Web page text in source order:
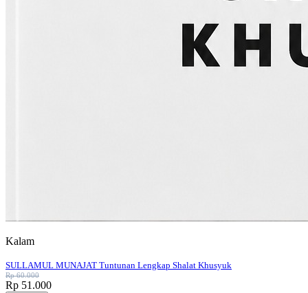
Kalam
SULLAMUL MUNAJAT Tuntunan Lengkap Shalat Khusyuk
Rp 60.000
Rp 51.000